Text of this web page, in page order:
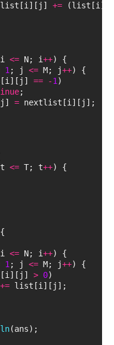
+=
i <= N; i++) {
1 ; j <= M; j++) {
== -1 )
;
= nextlist[i][j];
t <= T; t++) {
i <= N; i++) {
1 ; j <= M; j++) {
> 0)
+= list[i][j];
(ans);